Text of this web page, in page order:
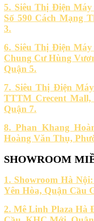
5. Siêu Thị Điện
Số 590 Cách Mạng
3.
6. Siêu Thị Điện
Chung Cư Hùng
Quận 5.
7. Siêu Thị Điện
TTTM Crecent
Quận 7.
8. Phan Khang
Hoàng Văn Thụ,
SHOWROOM
1. Showroom Hà
Yên Hòa, Quận Cầu
2. Mê Linh Plaza Hà